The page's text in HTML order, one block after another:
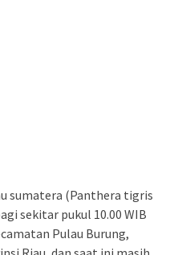
sumatera (Panthera tigris
sekitar pukul 10.00 WIB
Pulau Burung,